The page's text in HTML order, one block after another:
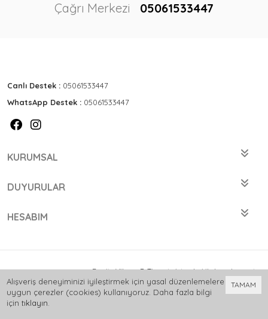
Çağrı Merkezi
05061533447
Canlı Destek : 05061533447
WhatsApp Destek : 05061533447
KURUMSAL
DUYURULAR
HESABIM
Bu siteVikaon E-Ticaret sistemleriile hazırlanmıştır.
TAMAM
Alışveriş deneyiminizi iyileştirmek için yasal düzenlemelere
uygun çerezler (cookies) kullanıyoruz. Daha fazla bilgi
için tıklayın